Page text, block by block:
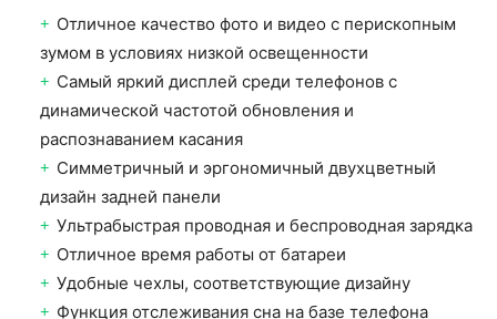
Отличное качество фото и видео с перископным
зумом в условиях низкой освещенности
Самый яркий дисплей среди телефонов с
динамической частотой обновления и
распознаванием касания
Симметричный и эргономичный двухцветный
дизайн задней панели
Ультрабыстрая проводная и беспроводная зарядка
Отличное время работы от батареи
Удобные чехлы, соответствующие дизайну
Функция отслеживания сна на базе телефона